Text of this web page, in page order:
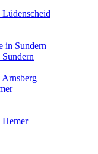
in Sundern
Arnsberg
Hemer